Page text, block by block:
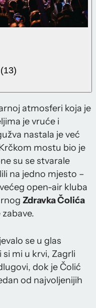
atmosferi koja je
je vruće i
nastala je već
mostu bio je
su se stvarale
na jedno mjesto –
open-air kluba
Zdravka Čolića
se u glas
mi u krvi, Zagrli
dok je Čolić
od najvoljenijih